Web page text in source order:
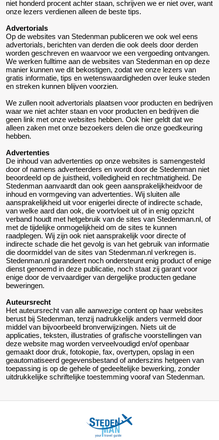
niet honderd procent achter staan, schrijven we er niet over, want
onze lezers verdienen alleen de beste tips.
Advertorials
Op de websites van Stedenman publiceren we ook wel eens
advertorials, berichten van derden die ook deels door derden
worden geschreven en waarvoor we een vergoeding ontvangen.
We werken fulltime aan de websites van Stedenman en op deze
manier kunnen we dit bekostigen, zodat we onze lezers van
gratis informatie, tips en wetenswaardigheden over leuke steden
en streken kunnen blijven voorzien.
We zullen nooit advertorials plaatsen voor producten en bedrijven
waar we niet achter staan en voor producten en bedrijven die
geen link met onze websites hebben. Ook hier geldt dat we
alleen zaken met onze bezoekers delen die onze goedkeuring
hebben.
Advertenties
De inhoud van advertenties op onze websites is samengesteld
door of namens adverteerders en wordt door de Stedenman niet
beoordeeld op de juistheid, volledigheid en rechtmatigheid. De
Stedenman aanvaardt dan ook geen aansprakelijkheidvoor de
inhoud en vormgeving van advertenties. Wij sluiten alle
aansprakelijkheid uit voor enigerlei directe of indirecte schade,
van welke aard dan ook, die voortvloeit uit of in enig opzicht
verband houdt met hetgebruik van de sites van Stedenman.nl, of
met de tijdelijke onmogelijkheid om de sites te kunnen
raadplegen. Wij zijn ook niet aansprakelijk voor directe of
indirecte schade die het gevolg is van het gebruik van informatie
die doormiddel van de sites van Stedenman.nl verkregen is.
Stedenman.nl garandeert noch ondersteunt enig product of enige
dienst genoemd in deze publicatie, noch staat zij garant voor
enige door de vervaardiger van dergelijke producten gedane
beweringen.
Auteursrecht
Het auteursrecht van alle aanwezige content op haar websites
berust bij Stedenman, tenzij nadrukkelijk anders vermeld door
middel van bijvoorbeeld bronverwijzingen. Niets uit de
applicaties, teksten, illustraties of grafische voorstellingen van
deze website mag worden verveelvoudigd en/of openbaar
gemaakt door druk, fotokopie, fax, overtypen, opslag in een
geautomatiseerd gegevensbestand of anderszins hetgeen van
toepassing is op de gehele of gedeeltelijke bewerking, zonder
uitdrukkelijke schriftelijke toestemming vooraf van Stedenman.